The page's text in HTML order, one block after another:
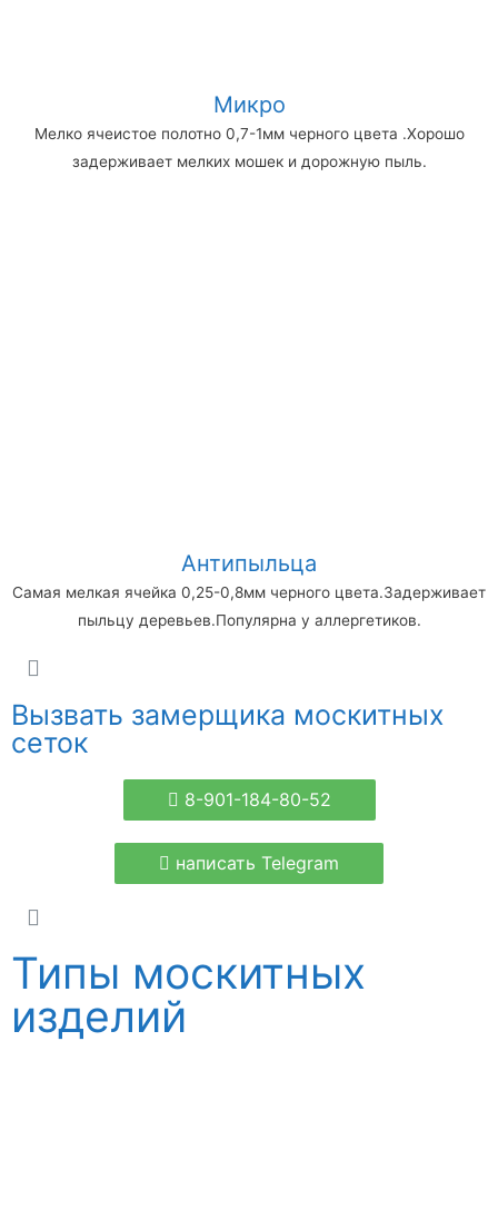
Микро
Мелко ячеистое полотно 0,7-1мм черного цвета .Хорошо
задерживает мелких мошек и дорожную пыль.
Антипыльца
Самая мелкая ячейка 0,25-0,8мм черного цвета.Задерживает
пыльцу деревьев.Популярна у аллергетиков.
Вызвать замерщика москитных
сеток
8-901-184-80-52
написать Telegram
Типы москитных
изделий